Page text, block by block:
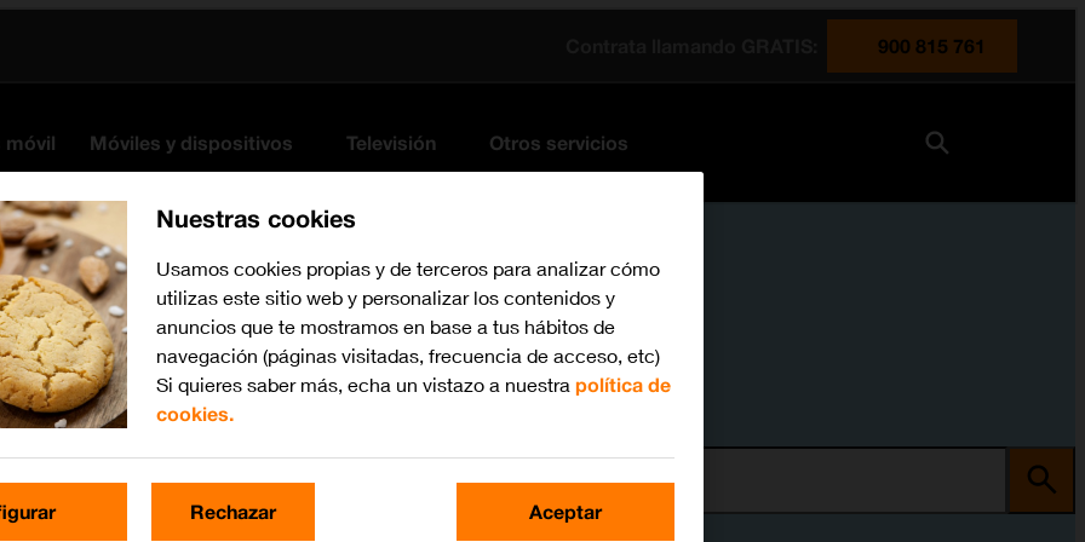
900 815 761
móvil Móviles y dispositivos Televisión Otros servicios
Busca por problema o tema
Nuestras cookies
Usamos cookies propias y de terceros para analizar cómo
utilizas este sitio web y personalizar los contenidos y
anuncios que te mostramos en base a tus hábitos de
navegación (páginas visitadas, frecuencia de acceso, etc)
Si quieres saber más, echa un vistazo a nuestra política de
cookies.
Rechazar Aceptar